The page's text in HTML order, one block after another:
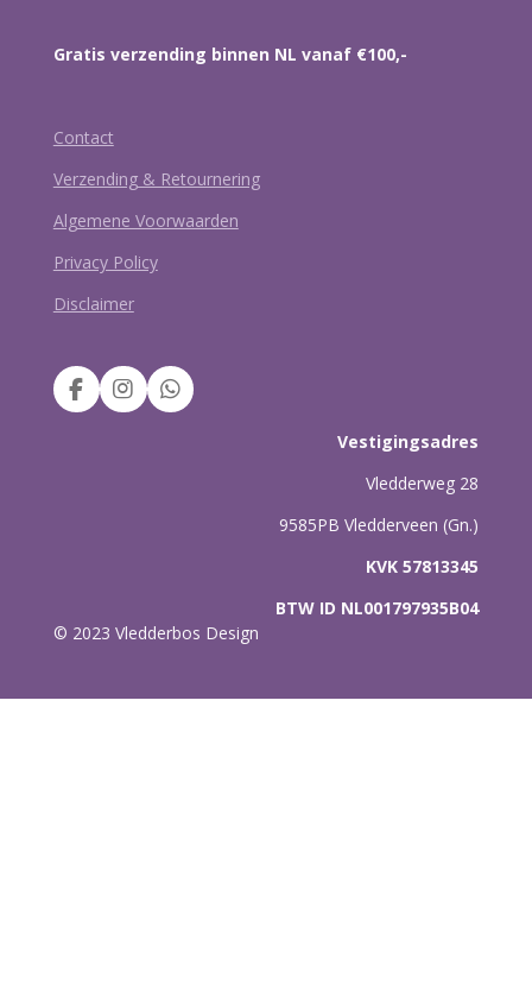
Gratis verzending binnen NL vanaf €100,-
Contact
Verzending & Retournering
Algemene Voorwaarden
Privacy Policy
Disclaimer
F
a
I
n
W
h
Vestigingsadres
Vledderweg 28
9585PB Vledderveen (Gn.)
KVK 57813345
BTW ID NL001797935B04
© 2023 Vledderbos Design